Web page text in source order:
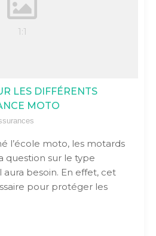
LES DIFFÉRENTS
MOTO
l’école moto, les motards
question sur le type
aura besoin. En effet, cet
pour protéger les